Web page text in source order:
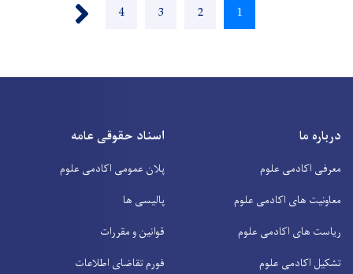
Current
1
Page
2
Page
3
Page
4
درباره ما
معرفی اکادمی علوم
معاونیت های اکادمی علوم
ریاست های اکادمی علوم
تشکیل اکادمی علوم
اسناد حقوقی عامه
پلان عمومی اکادمی علوم
پالیسی ها
قوانین و مقررات
فورم تقاضای اطلاعات